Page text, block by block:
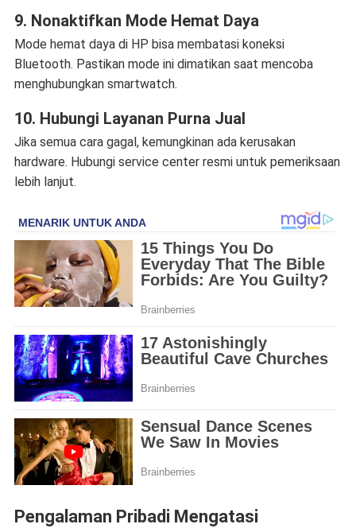
9. Nonaktifkan Mode Hemat Daya
Mode hemat daya di HP bisa membatasi koneksi
Bluetooth. Pastikan mode ini dimatikan saat mencoba
menghubungkan smartwatch.
10. Hubungi Layanan Purna Jual
Jika semua cara gagal, kemungkinan ada kerusakan
hardware. Hubungi service center resmi untuk pemeriksaan
lebih lanjut.
Pengalaman Pribadi Mengatasi